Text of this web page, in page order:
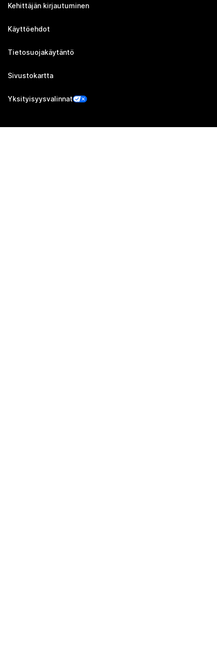
Kehittäjän kirjautuminen
Käyttöehdot
Tietosuojakäytäntö
Sivustokartta
Yksityisyysvalinnat